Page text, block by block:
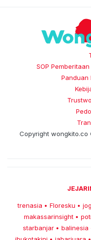
SOP
Panduan
Copyright wongkito.co
trenasia • Floresku •
makassarinsight •
starbanjar • balinesia